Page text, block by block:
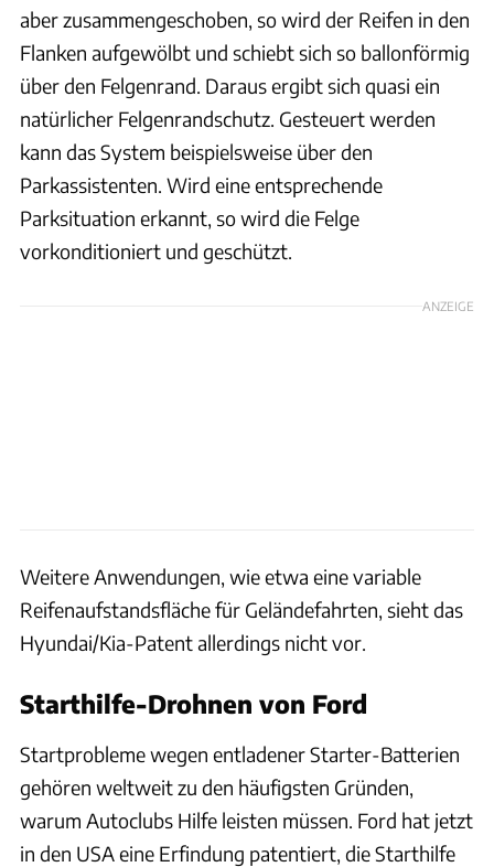
aber zusammengeschoben, so wird der Reifen in den
Flanken aufgewölbt und schiebt sich so ballonförmig
über den Felgenrand. Daraus ergibt sich quasi ein
natürlicher Felgenrandschutz. Gesteuert werden
kann das System beispielsweise über den
Parkassistenten. Wird eine entsprechende
Parksituation erkannt, so wird die Felge
vorkonditioniert und geschützt.
ANZEIGE
Weitere Anwendungen, wie etwa eine variable
Reifenaufstandsfläche für Geländefahrten, sieht das
Hyundai/Kia-Patent allerdings nicht vor.
Starthilfe-Drohnen von Ford
Startprobleme wegen entladener Starter-Batterien
gehören weltweit zu den häufigsten Gründen,
warum Autoclubs Hilfe leisten müssen. Ford hat jetzt
in den USA eine Erfindung patentiert, die Starthilfe